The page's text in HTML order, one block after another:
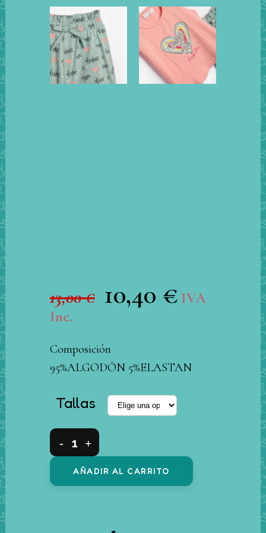
13,00€
El
precio
era:
13,00 €.
10,40 € El
10,40 €.
IVA
Inc.
Composición
95%ALGODÓN 5%ELASTAN
Tallas
Conjuntos
piezas
short
AÑADIR AL CARRITO